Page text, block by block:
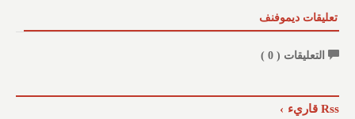
تعليقات ديموفنف
التعليقات ( 0
)
Rss قاريء